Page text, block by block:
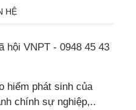
HỆ
hội VNPT - 0948 45 43
hiểm phát sinh của
chính sự nghiệp,..